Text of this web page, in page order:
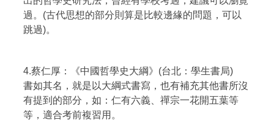
過。(古代思想的部分則算是比較邊緣的問題，可以
跳過)。
4.蔡仁厚：《中國哲學史大綱》(台北：學生書局)
書如其名，就是以大綱式書寫，也有補充其他書所沒
有提到的部分，如：仁有六義、禪宗一花開五葉等
等，適合考前複習用。